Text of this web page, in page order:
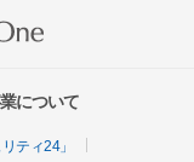
について
ティ24」